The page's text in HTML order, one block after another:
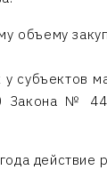
объему
субъектов
Закона №